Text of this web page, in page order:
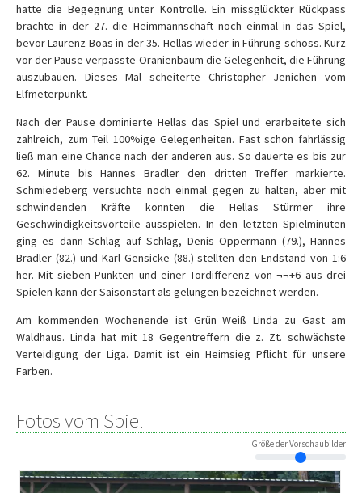
hatte die Begegnung unter Kontrolle. Ein missglückter Rückpass
brachte in der 27. die Heimmannschaft noch einmal in das Spiel,
bevor Laurenz Boas in der 35. Hellas wieder in Führung schoss. Kurz
vor der Pause verpasste Oranienbaum die Gelegenheit, die Führung
auszubauen. Dieses Mal scheiterte Christopher Jenichen vom
Elfmeterpunkt.
Nach der Pause dominierte Hellas das Spiel und erarbeitete sich
zahlreich, zum Teil 100%ige Gelegenheiten. Fast schon fahrlässig
ließ man eine Chance nach der anderen aus. So dauerte es bis zur
62. Minute bis Hannes Bradler den dritten Treffer markierte.
Schmiedeberg versuchte noch einmal gegen zu halten, aber mit
schwindenden Kräfte konnten die Hellas Stürmer ihre
Geschwindigkeitsvorteile ausspielen. In den letzten Spielminuten
ging es dann Schlag auf Schlag, Denis Oppermann (79.), Hannes
Bradler (82.) und Karl Gensicke (88.) stellten den Endstand von 1:6
her. Mit sieben Punkten und einer Tordifferenz von ¬¬+6 aus drei
Spielen kann der Saisonstart als gelungen bezeichnet werden.
Am kommenden Wochenende ist Grün Weiß Linda zu Gast am
Waldhaus. Linda hat mit 18 Gegentreffern die z. Zt. schwächste
Verteidigung der Liga. Damit ist ein Heimsieg Pflicht für unsere
Farben.
Fotos vom Spiel
Größe der Vorschaubilder